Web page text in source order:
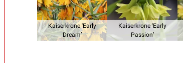
Kaiserkrone 'Early
Dream’
Kaiserkrone 'Early
Passion’